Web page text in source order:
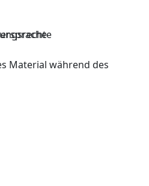
Material während des